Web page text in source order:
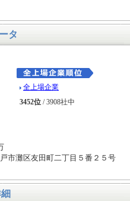
タ
全上場企業
3452位 / 3908社中
市灘区友田町二丁目５番２５号